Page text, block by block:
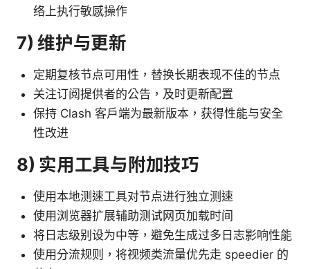
络上执行敏感操作
7) 维护与更新
定期复核节点可用性，替换长期表现不佳的节点
关注订阅提供者的公告，及时更新配置
保持 Clash 客户端为最新版本，获得性能与安全
性改进
8) 实用工具与附加技巧
使用本地测速工具对节点进行独立测速
使用浏览器扩展辅助测试网页加载时间
将日志级别设为中等，避免生成过多日志影响性能
使用分流规则，将视频类流量优先走 speedier 的